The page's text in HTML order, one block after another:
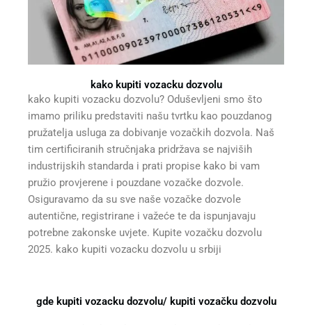
kako kupiti vozacku dozvolu
kako kupiti vozacku dozvolu? Oduševljeni smo što
imamo priliku predstaviti našu tvrtku kao pouzdanog
pružatelja usluga za dobivanje vozačkih dozvola. Naš
tim certificiranih stručnjaka pridržava se najviših
industrijskih standarda i prati propise kako bi vam
pružio provjerene i pouzdane vozačke dozvole.
Osiguravamo da su sve naše vozačke dozvole
autentične, registrirane i važeće te da ispunjavaju
potrebne zakonske uvjete. Kupite vozačku dozvolu
2025. kako kupiti vozacku dozvolu u srbiji
gde kupiti vozacku dozvolu/ kupiti vozačku dozvolu